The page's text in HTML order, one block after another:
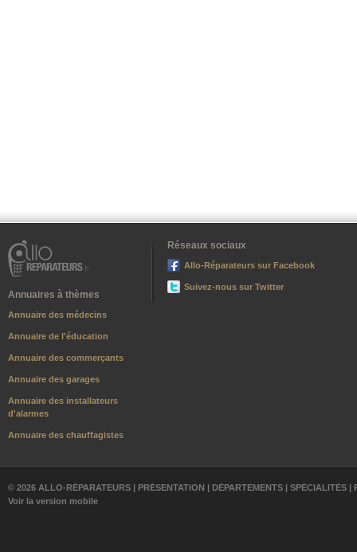
Annuaires à thèmes
Annuaire des médecins
Annuaire de l'éducation
Annuaire des commerçants
Annuaire des garages
Annuaire des installateurs
d'alarmes
Annuaire des chauffagistes
Réseaux sociaux
Allo-Réparateurs sur Facebook
Suivez-nous sur Twitter
© 2026 ALLO-RÉPARATEURS | PRÉSENTATION | DÉPARTEMENTS | SPÉCIALITÉS |
Voir la version mobile